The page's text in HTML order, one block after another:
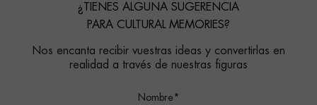
¿TIENES ALGUNA SUGERENCIA
PARA CULTURAL MEMORIES?
Nos encanta recibir vuestras ideas y convertirlas en
realidad a través de nuestras figuras
Nombre*